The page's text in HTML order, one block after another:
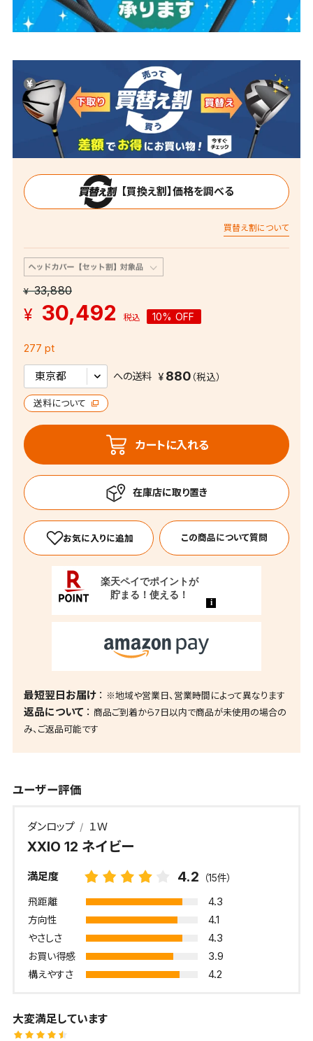
【買換え割】価格を調べる
買替え割について
¥33,880
¥ 30,492 税込 10% OFF
277 pt
への送料 880
送料について
カートに入れる
この商品について質問
最短翌日お届け ※地域や営業日、営業時間によって異なります
返品について
商品ご到着から7日以内で商品が未使用の場合の
み、ご返品可能です
ユーザー評価
ダンロップ １Ｗ
XXIO 12 ネイビー
満足度 4.2 （15件）
飛距離 4.3
方向性 4.1
やさしさ 4.3
お買い得感 3.9
構えやすさ 4.2
大変満足しています